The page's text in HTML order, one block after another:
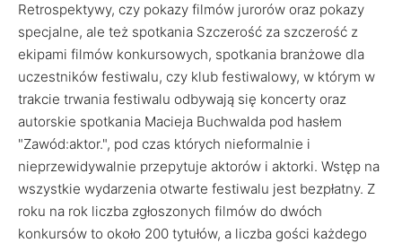
Retrospektywy, czy pokazy filmów jurorów oraz pokazy
specjalne, ale też spotkania Szczerość za szczerość z
ekipami filmów konkursowych, spotkania branżowe dla
uczestników festiwalu, czy klub festiwalowy, w którym w
trakcie trwania festiwalu odbywają się koncerty oraz
autorskie spotkania Macieja Buchwalda pod hasłem
"Zawód:aktor.", pod czas których nieformalnie i
nieprzewidywalnie przepytuje aktorów i aktorki. Wstęp na
wszystkie wydarzenia otwarte festiwalu jest bezpłatny. Z
roku na rok liczba zgłoszonych filmów do dwóch
konkursów to około 200 tytułów, a liczba gości każdego